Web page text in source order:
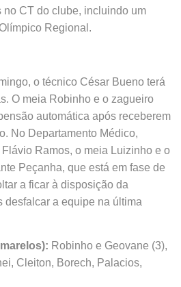
CT do clube, incluindo um
Regional.
o técnico César Bueno terá
O meia Robinho e o zagueiro
automática após receberem
No Departamento Médico,
Ramos, o meia Luizinho e o
Peçanha, que está em fase de
a ficar à disposição da
desfalcar a equipe na última
Robinho e Geovane (3),
Cleiton, Borech, Palacios,